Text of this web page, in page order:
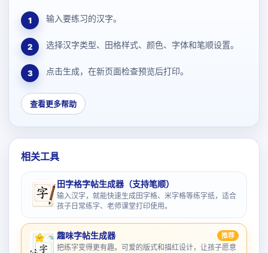
1 输入要练习的汉字。
2 选择汉字类型、田格样式、颜色、字体和笔顺设置。
3 点击生成，在新页面检查预览后打印。
查看更多帮助
相关工具
田字格字帖生成器（支持笔顺）
输入汉字，就能快速生成田字格、米字格等练字纸，适合
孩子日常练字、老师课堂打印使用。
趣味字帖生成器 推荐
把练字变得更有趣。可爱的版式和描红设计，让孩子愿意